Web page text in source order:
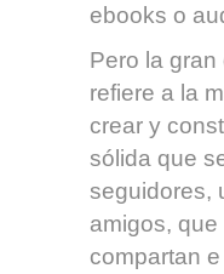
ebooks o
Pero la
refiere a la
crear y
sólida que
seguidores,
amigos,
compartan